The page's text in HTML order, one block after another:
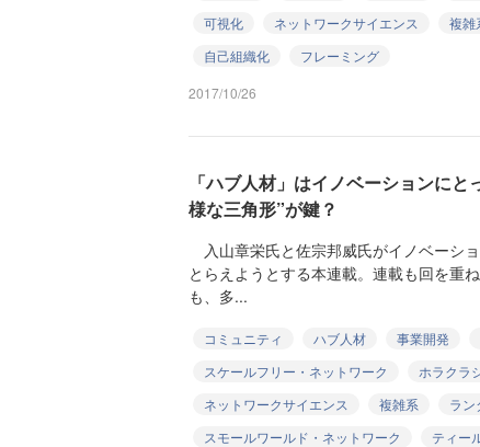
可視化
ネットワークサイエンス 複雑
自己組織化
フレーミング
2017/10/26
「ハブ人材」はイノベーションに
様な三角形”が鍵？
入山章栄氏と佐宗邦威氏がイノベーシ
とらえようとする本連載。連載も回を重
も、多...
コミュニティ ハブ人材 事業開発
スケールフリー・ネットワーク
ホラクラ
ネットワークサイエンス
複雑系 ラン
スモールワールド・ネットワーク
ティー